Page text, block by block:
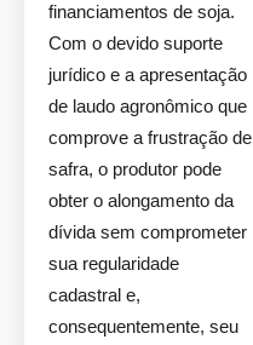
financiamentos de soja.
Com o devido suporte
jurídico e a apresentação
de laudo agronômico que
comprove a frustração de
safra, o produtor pode
obter o alongamento da
dívida sem comprometer
sua regularidade
cadastral e,
consequentemente, seu